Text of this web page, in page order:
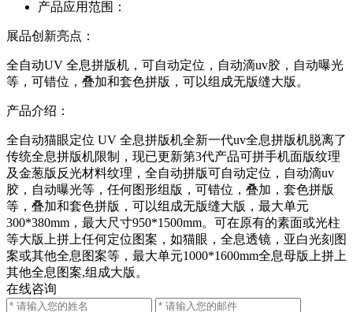
产品应用范围：
展品创新亮点：
全自动UV 全息拼版机，可自动定位，自动滴uv胶，自动曝光
等，可错位，叠加和套色拼版，可以组成无版缝大版。
产品介绍：
全自动猫眼定位 UV 全息拼版机全新一代uv全息拼版机脱离了
传统全息拼版机限制，现已更新第3代产品可拼手机面版纹理
及金葱版反光材料纹理，全自动拼版可自动定位，自动滴uv
胶，自动曝光等，任何图形组版，可错位，叠加，套色拼版
等，叠加和套色拼版，可以组成无版缝大版，最大单元
300*380mm，最大尺寸950*1500mm。可在原有的素面或光柱
等大版上拼上任何定位图案，如猫眼，全息透镜，亚白光刻图
案或其他全息图案等，最大单元1000*1600mm全息母版上拼上
其他全息图案,组成大版。
在线咨询